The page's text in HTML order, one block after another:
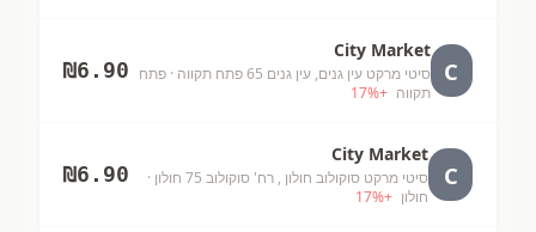
C
City Market
סיטי מרקט עין גנים, עין גנים 65 פתח תקווה
· פתח
תקווה +
17%
₪6.90
C
City Market
סיטי מרקט סוקולוב חולון , רח' סוקולוב 75 חולון
·
חולון +
17%
₪6.90